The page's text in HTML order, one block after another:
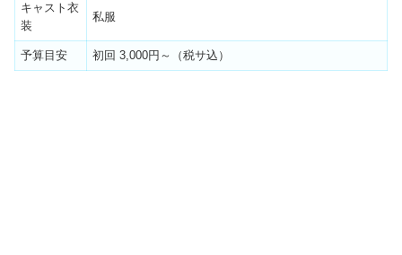
キャスト衣
装
私服
予算目安 初回 3,000円～（税サ込）